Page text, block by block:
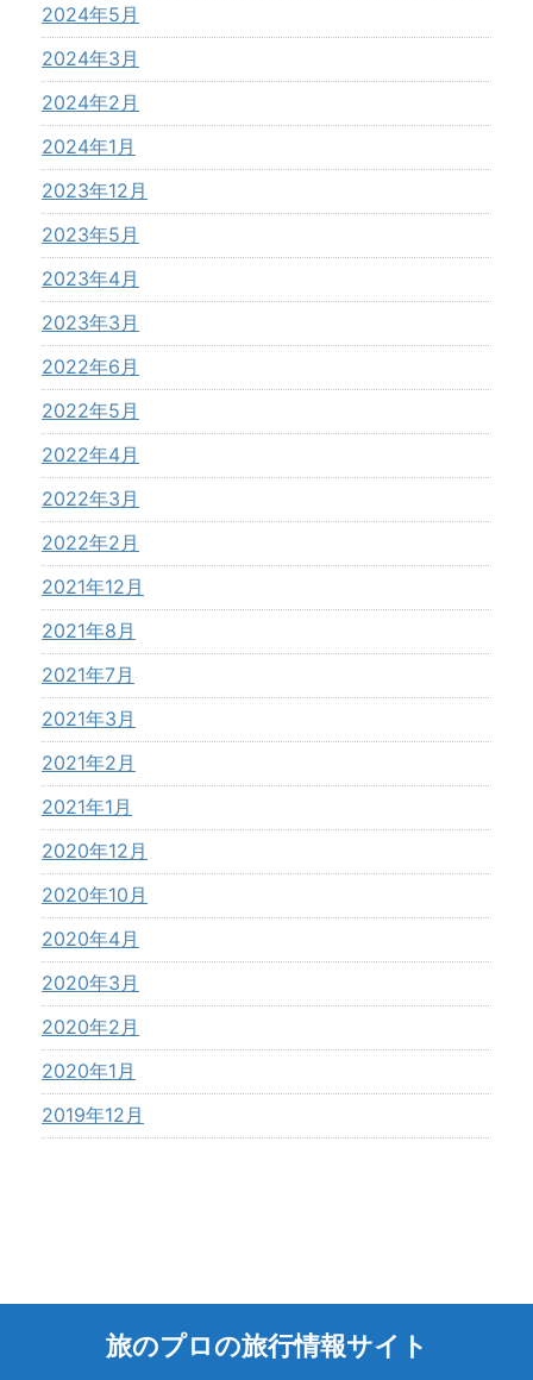
2024年5月
2024年3月
2024年2月
2024年1月
2023年12月
2023年5月
2023年4月
2023年3月
2022年6月
2022年5月
2022年4月
2022年3月
2022年2月
2021年12月
2021年8月
2021年7月
2021年3月
2021年2月
2021年1月
2020年12月
2020年10月
2020年4月
2020年3月
2020年2月
2020年1月
2019年12月
旅のプロの旅行情報サイト
Copyright© 旅のプロの旅行情報サイト , 2026 All